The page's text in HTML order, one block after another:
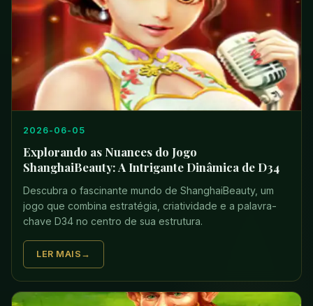
2026-06-05
Explorando as Nuances do Jogo
ShanghaiBeauty: A Intrigante Dinâmica de D34
Descubra o fascinante mundo de ShanghaiBeauty, um
jogo que combina estratégia, criatividade e a palavra-
chave D34 no centro de sua estrutura.
LER MAIS